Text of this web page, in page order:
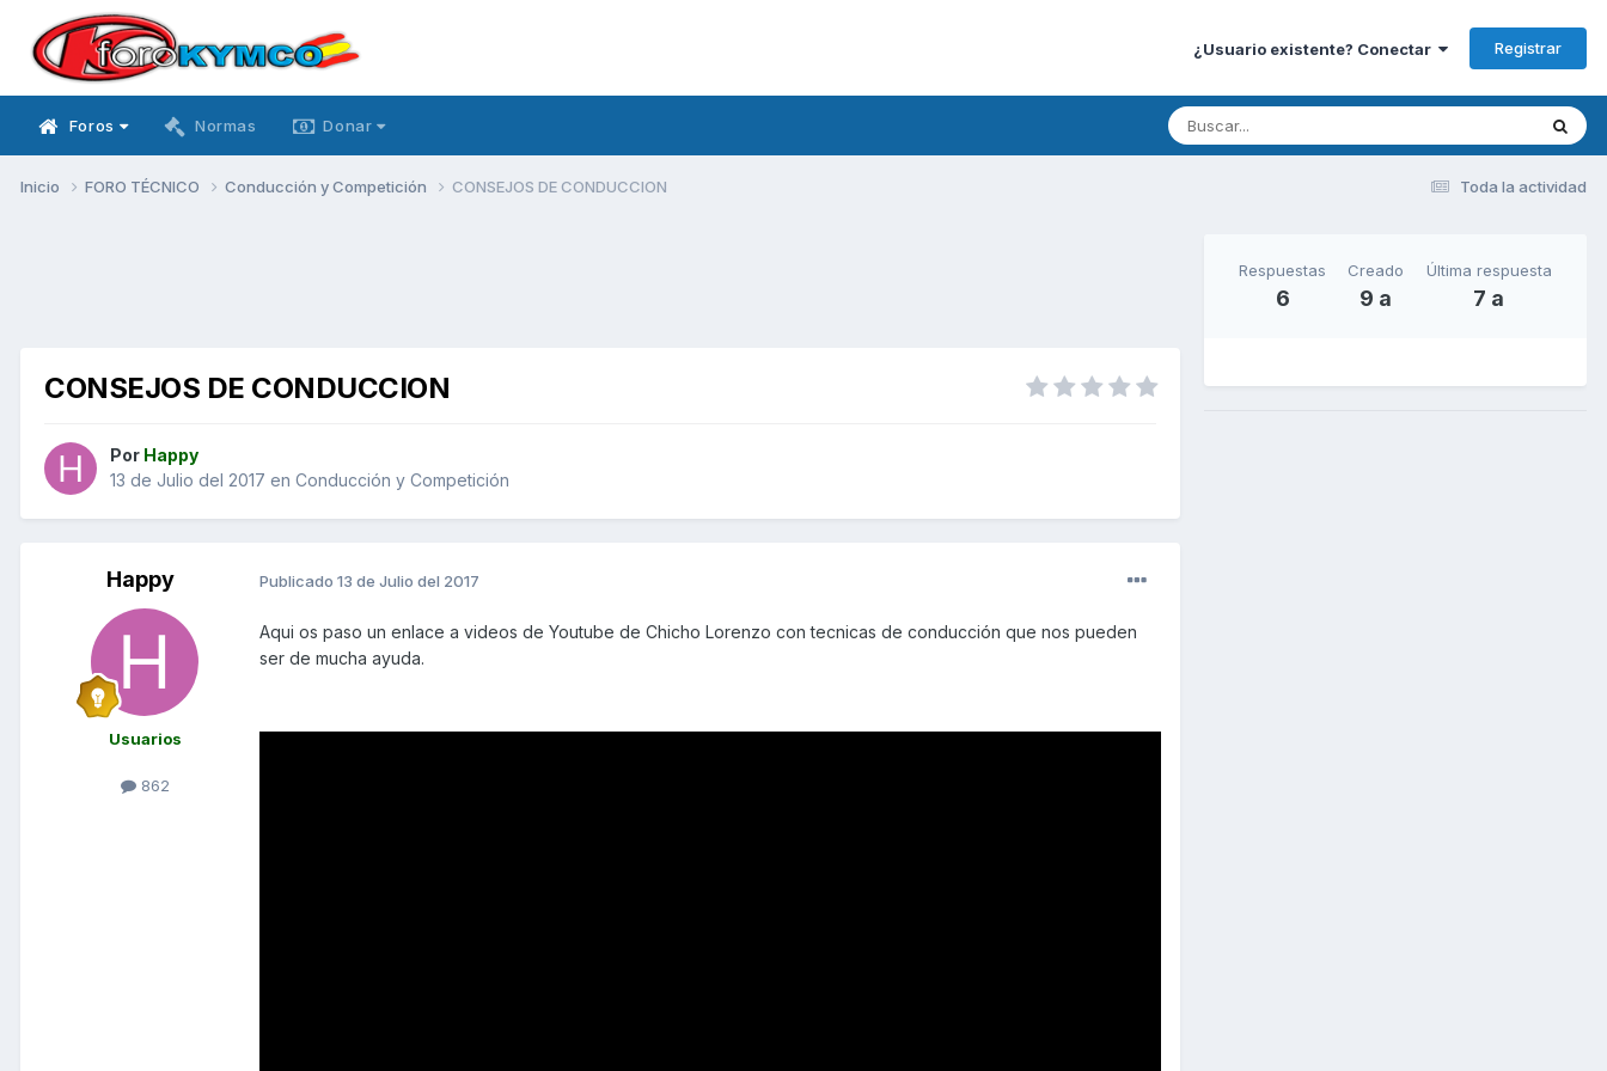
¿Usuario existente? Conectar Registrar
Foros Normas Donar
Toda la actividad
Inicio FORO TÉCNICO Conducción y Competición CONSEJOS DE CONDUCCION
CONSEJOS DE CONDUCCION
Por Happy
13 de Julio del 2017 en Conducción y Competición
Happy
Usuarios
862
Publicado 13 de Julio del 2017
Aqui os paso un enlace a videos de Youtube de Chicho Lorenzo con tecnicas de conducción que nos pueden
ser de mucha ayuda.
Respuestas
6
Creado
9 a
Última respuesta
7 a